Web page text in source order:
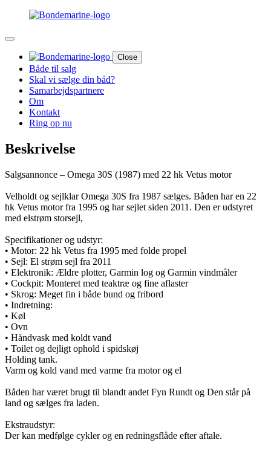
Close
Både til salg
Skal vi sælge din båd?
Samarbejdspartnere
Om
Kontakt
Ring op nu
Beskrivelse
Salgsannonce – Omega 30S (1987) med 22 hk Vetus motor
Velholdt og sejlklar Omega 30S fra 1987 sælges. Båden har en 22
hk Vetus motor fra 1995 og har sejlet siden 2011. Den er udstyret
med elstrøm storsejl,
Specifikationer og udstyr:
• Motor: 22 hk Vetus fra 1995 med folde propel
• Sejl: El strøm sejl fra 2011
• Elektronik: Ældre plotter, Garmin log og Garmin vindmåler
• Cockpit: Monteret med teaktræ og fine aflaster
• Skrog: Meget fin i både bund og fribord
• Indretning:
• Køl
• Ovn
• Håndvask med koldt vand
• Toilet og dejligt ophold i spidskøj
Holding tank.
Varm og kold vand med varme fra motor og el
Båden har været brugt til blandt andet Fyn Rundt og Den står på
land og sælges fra laden.
Ekstraudstyr:
Der kan medfølge cykler og en redningsflåde efter aftale.